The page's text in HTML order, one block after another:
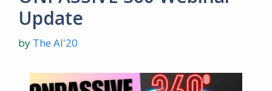
Update
by The AI'20